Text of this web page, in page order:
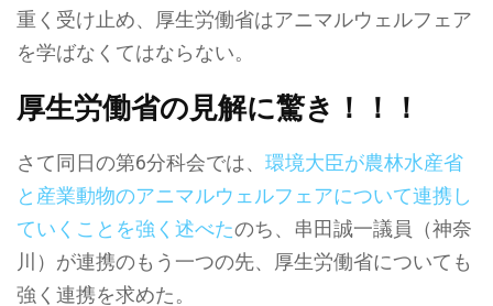
重く受け止め、厚生労働省はアニマルウェルフェア
を学ばなくてはならない。
厚生労働省の見解に驚き！！！
さて同日の第6分科会では、 環境大臣が農林水産省
と産業動物のアニマルウェルフェアについて連携し
ていくことを強く述べたのち、串田誠一議員（神奈
川）が連携のもう一つの先、厚生労働省についても
強く連携を求めた。